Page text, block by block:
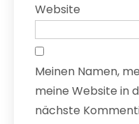
Website
Meinen Namen,
meine Website in
nächste